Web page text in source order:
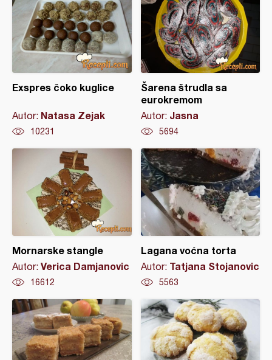
Exspres čoko kuglice
Autor: Natasa Zejak
10231
Šarena štrudla sa
eurokremom
Autor: Jasna
5694
Mornarske stangle
Autor: Verica Damjanovic
16612
Lagana voćna torta
Autor: Tatjana Stojanovic
5563